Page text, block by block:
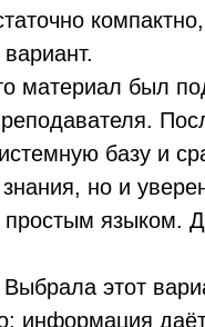
материал был
базу и
но и
языком.
этот
информация